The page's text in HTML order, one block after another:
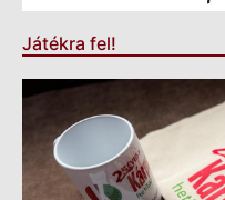
Játékra fel!